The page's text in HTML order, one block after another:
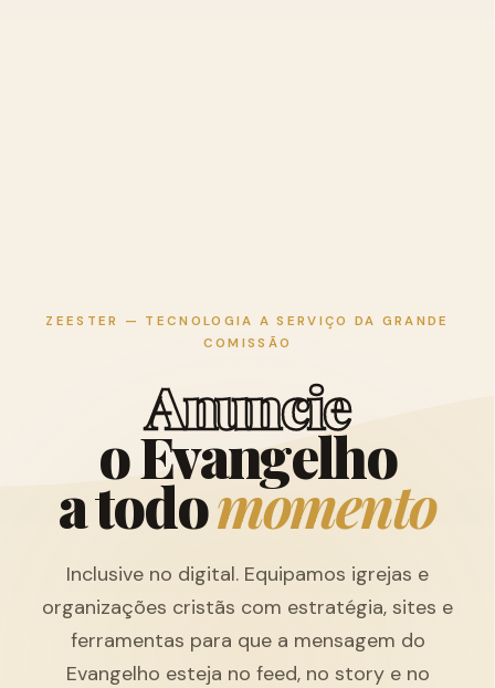
ZEESTER — TECNOLOGIA A SERVIÇO DA GRANDE
COMISSÃO
Anuncie
oEvangelho
atodomomento
Inclusive no digital. Equipamos igrejas e
organizações cristãs com estratégia, sites e
ferramentas para que a mensagem do
Evangelho esteja no feed, no story e no